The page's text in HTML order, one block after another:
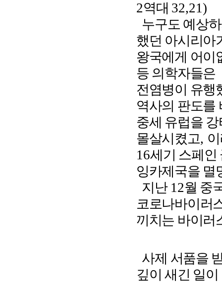
2역대 32,21)
누구도 예상
했던 아시리아
왕국에게 어이
등 의학자들은
전염병이 유행
역사의 판도를
중세 유럽을
몰살시켰고,
16세기 스페인
잉카제국을 멸
지난 12월 중
코로나바이러
끼치는 바이러
사제 서품을
깊이 새긴 일이